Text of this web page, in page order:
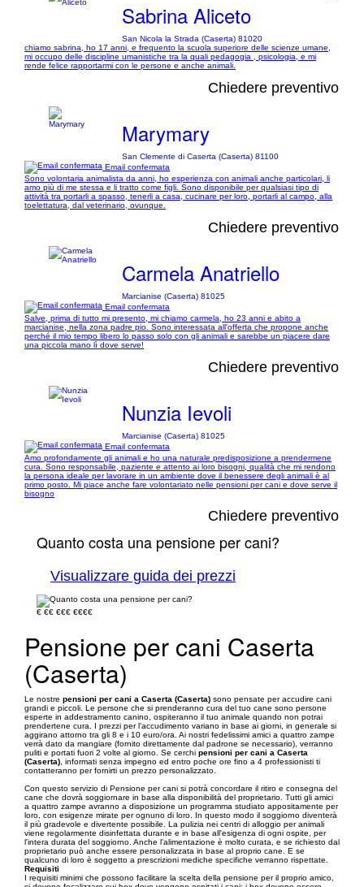
Sabrina Aliceto
San Nicola la Strada (Caserta) 81020
chiamo sabrina, ho 17 anni, e frequento la scuola superiore delle scienze umane,
mi occupo delle discipline umanistiche tra la quali pedagogia , psicologia, e mi
rende felice rapportarmi con le persone e anche animali.
Chiedere preventivo
Marymary
San Clemente di Caserta (Caserta) 81100
Email confermata
Sono volontaria animalista da anni, ho esperienza con animali anche particolari, li
amo più di me stessa e li tratto come figli. Sono disponibile per qualsiasi tipo di
attività tra portarli a spasso, tenerli a casa, cucinare per loro, portarli al campo, alla
toelettatura, dal veterinario, ovunque.
Chiedere preventivo
Carmela Anatriello
Marcianise (Caserta) 81025
Email confermata
Salve, prima di tutto mi presento, mi chiamo carmela, ho 23 anni e abito a
marcianise, nella zona padre pio. Sono interessata all'offerta che propone anche
perché il mio tempo libero lo passo solo con gli animali e sarebbe un piacere dare
una piccola mano lì dove serve!
Chiedere preventivo
Nunzia Ievoli
Marcianise (Caserta) 81025
Email confermata
Amo profondamente gli animali e ho una naturale predisposizione a prendermene
cura. Sono responsabile, paziente e attento ai loro bisogni, qualità che mi rendono
la persona ideale per lavorare in un ambiente dove il benessere degli animali è al
primo posto. Mi piace anche fare volontariato nelle pensioni per cani e dove serve il
bisogno
Chiedere preventivo
Quanto costa una pensione per cani?
Visualizzare guida dei prezzi
€ €€ €€€ €€€€
Pensione per cani Caserta
(Caserta)
Le nostre pensioni per cani a Caserta (Caserta) sono pensate per accudire cani
grandi e piccoli. Le persone che si prenderanno cura del tuo cane sono persone
esperte in addestramento canino, ospiteranno il tuo animale quando non potrai
prendertene cura. I prezzi per l’accudimento variano in base ai giorni, in generale si
aggirano attorno tra gli 8 e i 10 euro/ora. Ai nostri fedelissimi amici a quattro zampe
verrà dato da mangiare (fornito direttamente dal padrone se necessario), verranno
puliti e portati fuori 2 volte al giorno. Se cerchi pensioni per cani a Caserta
(Caserta) , informati senza impegno ed entro poche ore fino a 4 professionisti ti
contatteranno per fornirti un prezzo personalizzato.
Con questo servizio di Pensione per cani si potrà concordare il ritiro e consegna del
cane che dovrà soggiornare in base alla disponibilità del proprietario. Tutti gli amici
a quattro zampe avranno a disposizione un programma studiato appositamente per
loro, con esigenze mirate per ognuno di loro. In questo modo il soggiorno diventerà
il più gradevole e divertente possibile. La pulizia nei centri di alloggio per animali
viene regolarmente disinfettata durante e in base all'esigenza di ogni ospite, per
l'intera durata del soggiorno. Anche l'alimentazione è molto curata, e se richiesto dal
proprietario può anche essere personalizzata in base al proprio cane. E se
qualcuno di loro è soggetto a prescrizioni mediche specifiche verranno rispettate.
Requisiti
I requisiti minimi che possono facilitare la scelta della pensione per il proprio amico,